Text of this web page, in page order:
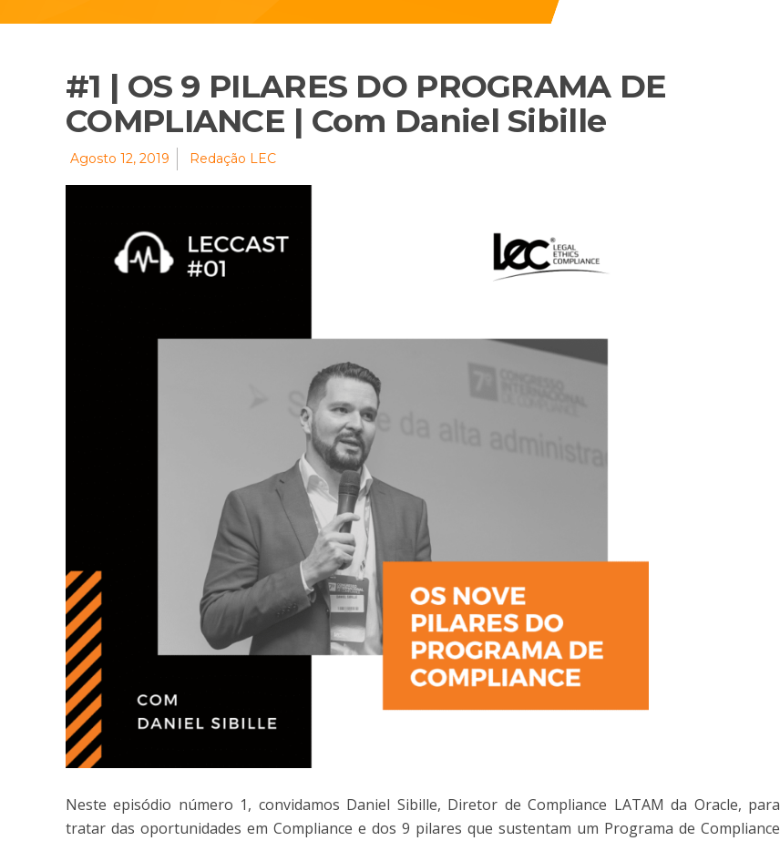
#1 | OS 9 PILARES DO PROGRAMA DE
COMPLIANCE | Com Daniel Sibille
Agosto 12, 2019 Redação LEC
Neste episódio número 1, convidamos Daniel Sibille, Diretor de Compliance LATAM da Oracle, para
tratar das oportunidades em Compliance e dos 9 pilares que sustentam um Programa de Compliance